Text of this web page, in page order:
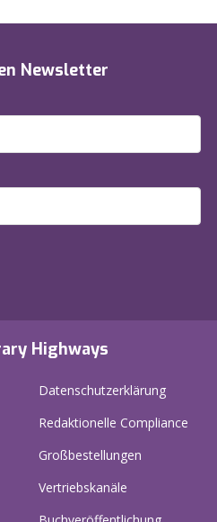
Highways
Datenschutzerklärung
Redaktionelle Compliance
Großbestellungen
Vertriebskanäle
Newsletter